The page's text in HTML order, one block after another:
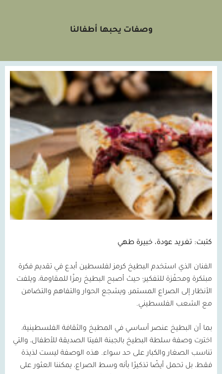
وصفات يحبها أطفالنا
كتبت: تغريد عودة، خبيرة طهي
الفنان الذي استخدم البطيخ كرمز لفلسطين أبدع في تقديم فكرة
مبتكرة ومحفّزة للتفكير؛ حيث أصبح البطيخ رمزًا للمقاومة، ويلفت
الأنظار إلى الصراع المستمر، ويشجع الحوار والتفاهم والتضامن
مع الشعب الفلسطيني.
بما أن البطيخ عنصر أساسي في المطبخ والثقافة الفلسطينية،
اخترت وصفة سلطة البطيخ بالجبنة الفيتا الصديقة للأطفال، والتي
تناسب الصغار والكبار على حد سواء. هذه الوصفة ليست لذيذة
فقط، بل تحمل أيضًا تذكيرًا بأنه وسط الصراع، يمكننا العثور على